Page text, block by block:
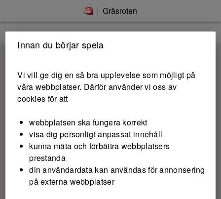
Gräsroten
Innan du börjar spela
Vi vill ge dig en så bra upplevelse som möjligt på
våra webbplatser. Därför använder vi oss av
cookies för att
webbplatsen ska fungera korrekt
visa dig personligt anpassat innehåll
kunna mäta och förbättra webbplatsers
prestanda
din användardata kan användas för annonsering
på externa webbplatser